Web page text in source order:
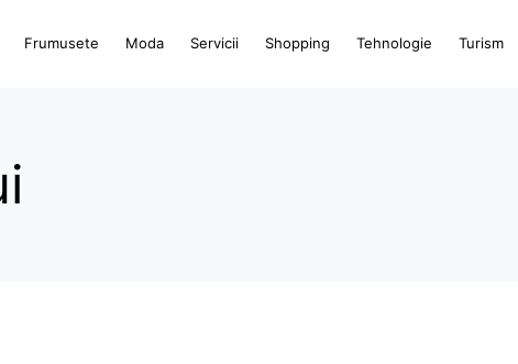
Frumusete Moda Servicii Shopping Tehnologie Turism